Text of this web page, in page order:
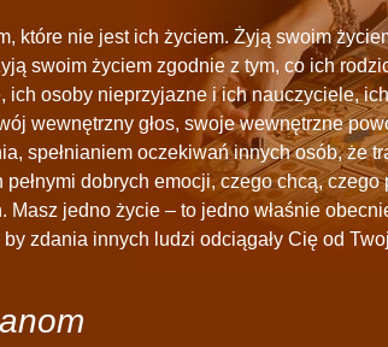
które nie jest ich życiem. Żyją swoim
swoim życiem zgodnie z tym, co ich
ich osoby nieprzyjazne i ich nauczyciele,
wewnętrzny głos, swoje wewnętrzne
spełnianiem oczekiwań innych osób, że
dobrych emocji, czego chcą,
jedno życie – to jedno właśnie
zdania innych ludzi odciągały Cię od